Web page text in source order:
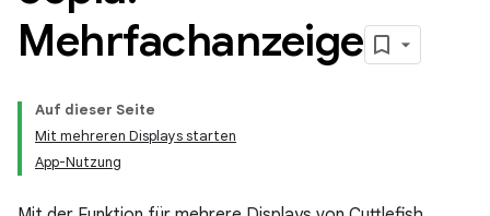
Mehrfachanzeige
Auf dieser Seite
Mit mehreren Displays starten
App-Nutzung